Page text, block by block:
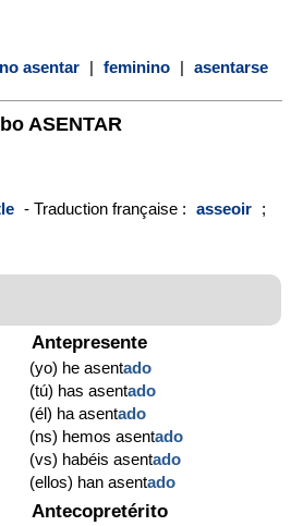
no asentar | feminino | asentarse
ASENTAR
- Traduction française : asseoir ;
Antepresente
(yo) he asentado
(tú) has asentado
(él) ha asentado
(ns) hemos asentado
(vs) habéis asentado
(ellos) han asentado
Antecopretérito